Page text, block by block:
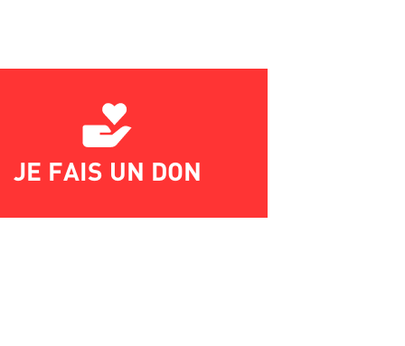
JE FAIS UN DON